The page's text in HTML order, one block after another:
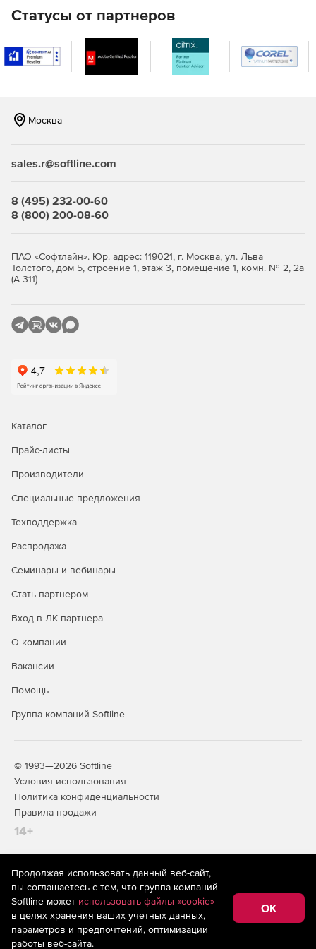
Отсутствует необходимость установки
пользователя.
Возможность отправки на сервер по электронной
воспроизведены голосом по телефону.
проблемах с его выполнением пользователь получит
Наличие линейки серверов, отличающихся
различным числом поддерживаемых модемов
Возможность увеличения числа клиентских рабочих
мест.
приложения MS Windows.
Организация массовой автоматической рассылки по
Поддержка скоростного протокола V.34 fax (Super G3).
«Почтовые ящики» для факсов и голосовых
справки.
Перенаправление принятых сообщений на другой
телефонный номер.
Черный и белый списки номеров.
Проговаривание номера голосом.
сообщений в качестве вложений.
Размещение принятых сообщений в папке
"Входящие" почтовой программы.
сообщениях (или отправка самих сообщений) по
Возможность подключения плагинов.
Доступ к адресной книге Windows и MS Outlook.
Статусы от партнеров
Москва
sales.r@softline.com
8 (495) 232-00-60
8 (800) 200-08-60
ПАО «Софтлайн». Юр. адрес: 119021, г. Москва, ул. Льва
Толстого, дом 5, строение 1, этаж 3, помещение 1, комн. № 2, 2а
(А-311)
Каталог
Прайс-листы
Производители
Специальные предложения
Техподдержка
Распродажа
Семинары и вебинары
Стать партнером
Вход в ЛК партнера
О компании
Вакансии
Помощь
Группа компаний Softline
© 1993—2026 Softline
Условия использования
Политика конфиденциальности
Правила продажи
14+
На информационном ресурсе store.softline.ru применяются
рекомендательные технологии(информационные технологии
предоставления информации на основе сбора,
систематизации и анализа сведений, относящихся к
предпочтениям пользователей сети «Интернет»,
находящихся на территории Российской Федерации)
Продолжая использовать данный веб-сайт,
вы соглашаетесь с тем, что группа компаний
Softline может использовать файлы «cookie»
в целях хранения ваших учетных данных,
параметров и предпочтений, оптимизации
работы веб-сайта.
OK